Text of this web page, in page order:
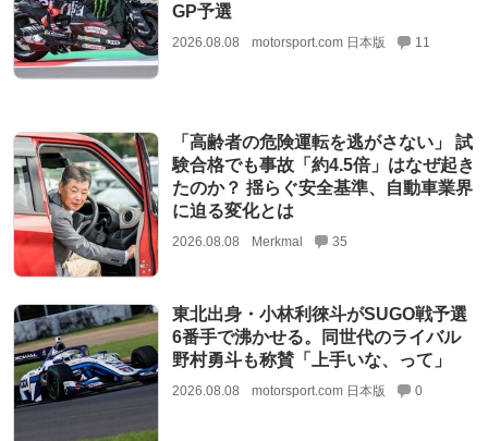
GP予選
2026.08.08 motorsport.com 日本版 11
「高齢者の危険運転を逃がさない」 試
験合格でも事故「約4.5倍」はなぜ起き
たのか？ 揺らぐ安全基準、自動車業界
に迫る変化とは
2026.08.08 Merkmal 35
東北出身・小林利徠斗がSUGO戦予選
6番手で沸かせる。同世代のライバル
野村勇斗も称賛「上手いな、って」
2026.08.08 motorsport.com 日本版 0